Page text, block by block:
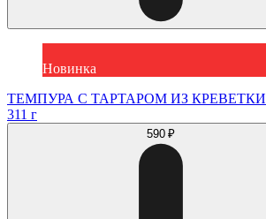
Новинка
ТЕМПУРА С ТАРТАРОМ ИЗ КРЕВЕТКИ
311 г
590 ₽